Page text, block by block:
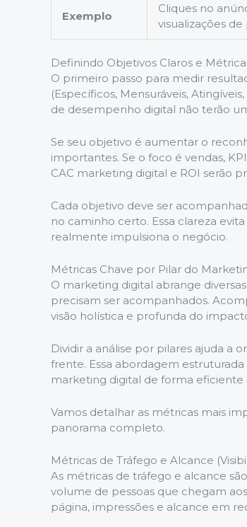
Exemplo
Cliques no
visualizações de
Definindo Objetivos Claros e
O primeiro passo para medir
(Específicos, Mensuráveis,
de desempenho digital não terão
Se seu objetivo é aumentar o
importantes. Se o foco é vendas,
CAC marketing digital e ROI serão
Cada objetivo deve ser
no caminho certo. Essa clareza
realmente impulsiona o negócio.
Métricas Chave por Pilar do
O marketing digital abrange
precisam ser acompanhados.
visão holística e profunda do
Dividir a análise por pilares ajuda a
frente. Essa abordagem
marketing digital de forma eficiente
Vamos detalhar as métricas mais
panorama completo.
Métricas de Tráfego e Alcance
As métricas de tráfego e alcance
volume de pessoas que chegam
página, impressões e alcance em